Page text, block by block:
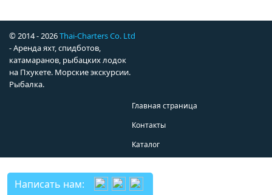
© 2014 - 2026Thai-Charters Co. Ltd
- Аренда яхт, спидботов,
катамаранов, рыбацких лодок
на Пхукете. Морские экскурсии.
Рыбалка.
Главная страница
Контакты
Каталог
Написать нам: